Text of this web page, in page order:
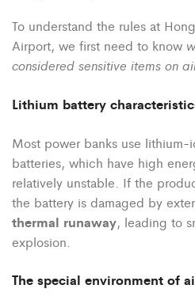
To understand the rules at
Airport, we first need to know
considered sensitive items on
Lithium battery
Most power banks use
batteries, which have high
relatively unstable. If the
the battery is damaged by
thermal runaway, leading to
explosion.
The special environment of